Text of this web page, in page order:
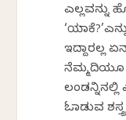
ಎಲ್ಲವನ್ನು
ಇದ್ದಾರಲ್ಲ
ನೆಮ್ಮದಿಯೂ
ಲಂಡನ್ನಿನಲ್ಲಿ
ಓಡಾಡುವ